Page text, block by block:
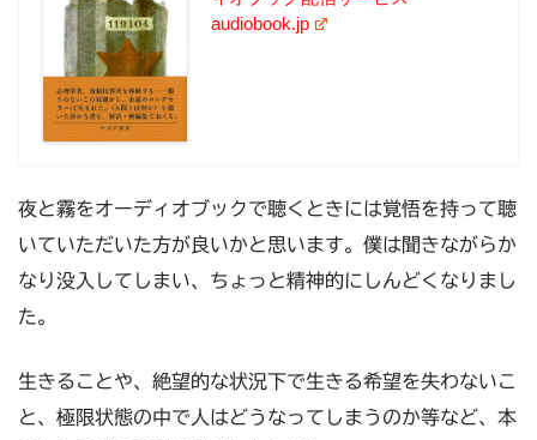
audiobook.jp
夜と霧をオーディオブックで聴くときには覚悟を持って聴
いていただいた方が良いかと思います。僕は聞きながらか
なり没入してしまい、ちょっと精神的にしんどくなりまし
た。
生きることや、絶望的な状況下で生きる希望を失わないこ
と、極限状態の中で人はどうなってしまうのか等など、本